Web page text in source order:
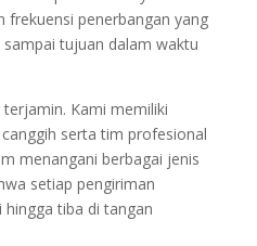
frekuensi penerbangan yang
tujuan dalam waktu
Kami memiliki
serta tim profesional
menangani berbagai jenis
setiap pengiriman
tiba di tangan